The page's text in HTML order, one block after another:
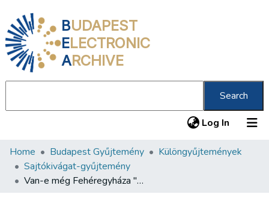
BUDAPEST
ELECTRONIC
ARCHIVE
Search
Log In (current)
Communities & Collections
All of DSpace
Home Budapest Gyűjtemény
Különgyűjtemények
Sajtókivágat-gyűjtemény
Van-e még Fehéregyháza "probléma"?